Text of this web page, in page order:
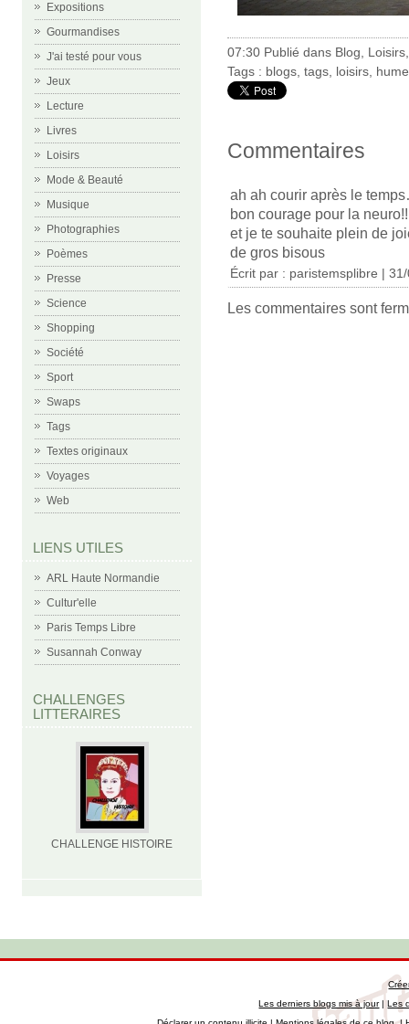
Expositions
Gourmandises
J'ai testé pour vous
Jeux
Lecture
Livres
Loisirs
Mode & Beauté
Musique
Photographies
Poèmes
Presse
Science
Shopping
Société
Sport
Swaps
Tags
Textes originaux
Voyages
Web
LIENS UTILES
ARL Haute Normandie
Cultur'elle
Paris Temps Libre
Susannah Conway
CHALLENGES
LITTERAIRES
CHALLENGE HISTOIRE
07:30 Publié dans Blog Loisirs
Tags : blogs tags loisirs
Commentaires
ah ah courir après le
bon courage pour la
et je te souhaite plein de
de gros bisous
Écrit par : paristemsplibre |
Les commentaires sont
Les derniers blogs mis à jour|Les